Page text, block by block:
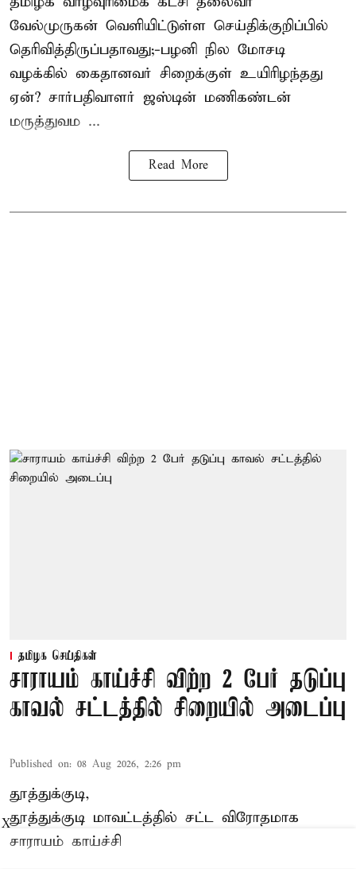
வேல்முருகன் வெளியிட்டுள்ள செய்திக்குறிப்பில்
தெரிவித்திருப்பதாவது;-பழனி நில மோசடி
வழக்கில் கைதானவர் சிறைக்குள் உயிரிழந்தது
ஏன்? சார்பதிவாளர் ஜஸ்டின் மணிகண்டன்
மருத்துவம ...
Read More
தமிழக செய்திகள்
சாராயம் காய்ச்சி விற்ற 2 பேர் தடுப்பு
காவல் சட்டத்தில் சிறையில் அடைப்பு
Published on: 08 Aug 2026, 2:26 pm
தூத்துக்குடி,
தூத்துக்குடி மாவட்டத்தில் சட்ட விரோதமாக
சாராயம் காய்ச்சி
X